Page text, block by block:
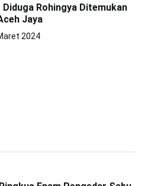
Diduga Rohingya Ditemukan
Jaya
2024